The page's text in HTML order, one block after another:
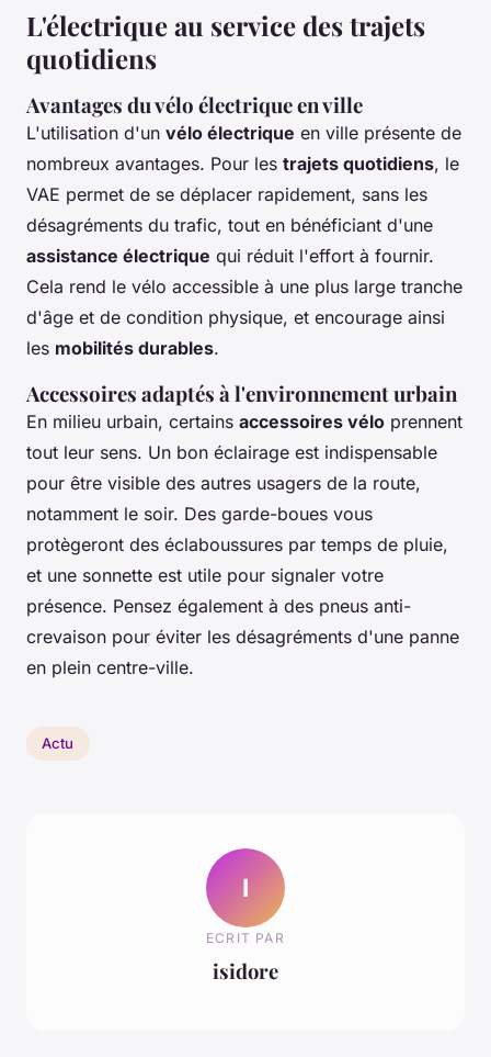
L'électrique au service des trajets
quotidiens
Avantages du vélo électrique en ville
L'utilisation d'un vélo électrique en ville présente de
nombreux avantages. Pour les trajets quotidiens, le
VAE permet de se déplacer rapidement, sans les
désagréments du trafic, tout en bénéficiant d'une
assistance électrique qui réduit l'effort à fournir.
Cela rend le vélo accessible à une plus large tranche
d'âge et de condition physique, et encourage ainsi
les mobilités durables.
Accessoires adaptés à l'environnement urbain
En milieu urbain, certains accessoires vélo prennent
tout leur sens. Un bon éclairage est indispensable
pour être visible des autres usagers de la route,
notamment le soir. Des garde-boues vous
protègeront des éclaboussures par temps de pluie,
et une sonnette est utile pour signaler votre
présence. Pensez également à des pneus anti-
crevaison pour éviter les désagréments d'une panne
en plein centre-ville.
Actu
I
ECRIT PAR
isidore